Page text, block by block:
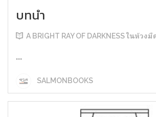
บทนำ
A BRIGHT RAY OF DARKNESS ในห้ว
...
SALMONBOOKS